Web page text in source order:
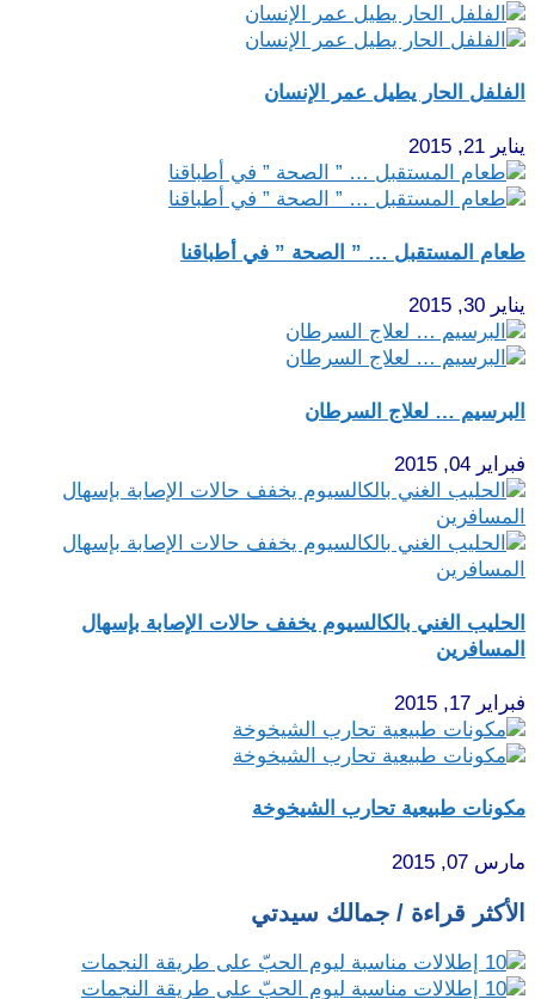
الحار يطيل عمر الإنسان
21, 2015
المستقبل … ” الصحة ” في أطباقنا
30, 2015
… لعلاج السرطان
04, 2015
الغني بالكالسيوم يخفف حالات الإصابة بإسهال
17, 2015
طبيعية تحارب الشيخوخة
07, 2015
قراءة / جمالك سيدتي